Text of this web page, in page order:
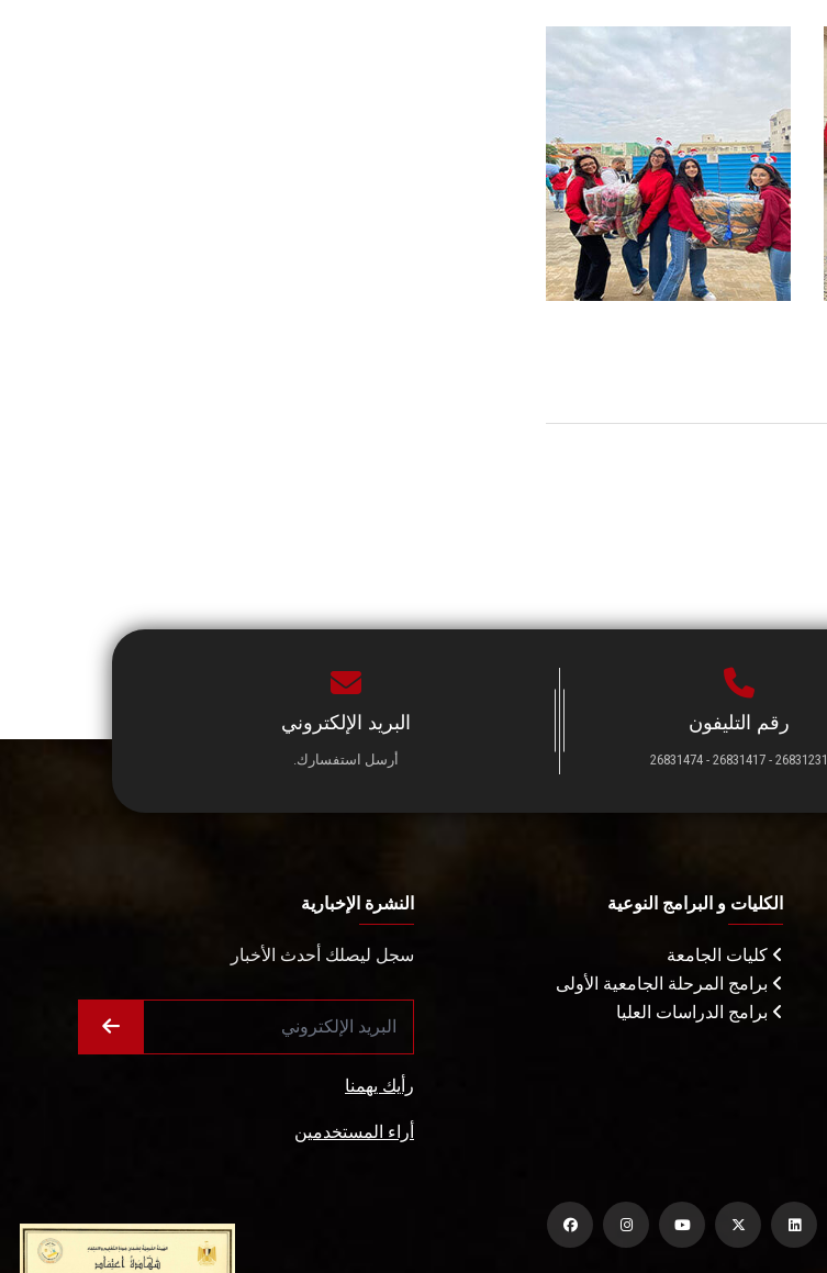
رقم التليفون
26831231 - 26831417 - 26831474
البريد الإلكتروني
أرسل استفسارك.
الكليات و البرامج النوعية
كليات الجامعة
برامج المرحلة الجامعية الأولى
برامج الدراسات العليا
النشرة الإخبارية
سجل ليصلك أحدث الأخبار
رأيك يهمنا
أراء المستخدمين